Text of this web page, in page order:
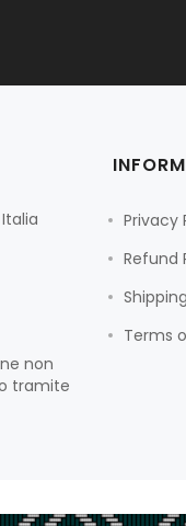
non
tramite
Privacy
Refund
Terms